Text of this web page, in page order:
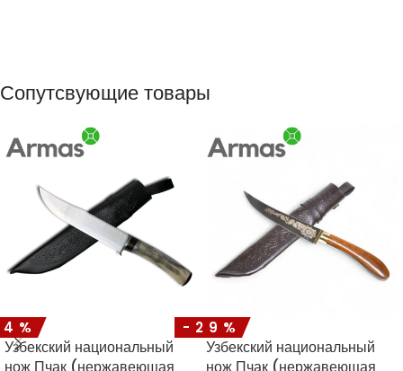
Сопутсвующие товары
Узбекский национальный
-29%
Узбекский национальный